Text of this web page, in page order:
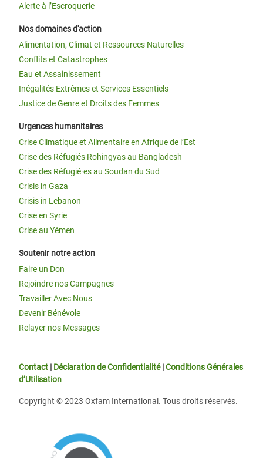
Alerte à l’Escroquerie
Nos domaines d'action
Alimentation, Climat et Ressources Naturelles
Conflits et Catastrophes
Eau et Assainissement
Inégalités Extrêmes et Services Essentiels
Justice de Genre et Droits des Femmes
Urgences humanitaires
Crise Climatique et Alimentaire en Afrique de l’Est
Crise des Réfugiés Rohingyas au Bangladesh
Crise des Réfugié·es au Soudan du Sud
Crisis in Gaza
Crisis in Lebanon
Crise en Syrie
Crise au Yémen
Soutenir notre action
Faire un Don
Rejoindre nos Campagnes
Travailler Avec Nous
Devenir Bénévole
Relayer nos Messages
Contact | Déclaration de Confidentialité|Conditions Générales
d’Utilisation
Copyright © 2023 Oxfam International. Tous droits réservés.